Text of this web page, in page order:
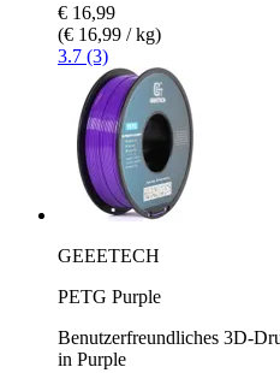
€ 16,99
(€ 16,99 / kg)
3.7 (3)
GEEETECH
PETG Purple
Benutzerfreundliches 3D-
in Purple